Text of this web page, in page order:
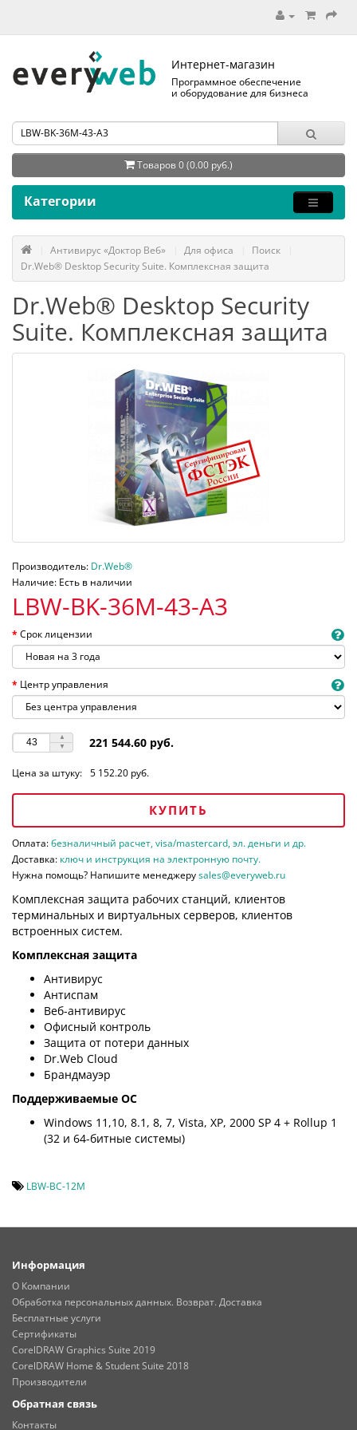
Интернет-магазин
Программное обеспечение
и оборудование для бизнеса
Товаров 0 (0.00 руб.)
Категории
Антивирус «Доктор Веб» Для офиса
Поиск
Dr.Web® Desktop Security Suite. Комплексная защита
Dr.Web® Desktop Security
Suite. Комплексная защита
Производитель: Dr.Web®
Наличие: Есть в наличии
LBW-BK-36M-43-A3
Срок лицензии
Центр управления
221 544.60 руб.
Цена за штуку: 5 152.20 руб.
КУПИТЬ
Оплата:безналичный расчет, visa/mastercard, эл. деньги и др.
Доставка: ключ и инструкция на электронную почту.
Нужна помощь? Напишите менеджеруsales@everyweb.ru
Комплексная защита рабочих станций, клиентов
терминальных и виртуальных серверов, клиентов
встроенных систем.
Комплексная защита
Антивирус
Антиспам
Веб-антивирус
Офисный контроль
Защита от потери данных
Dr.Web Cloud
Брандмауэр
Поддерживаемые ОС
Windows 11,10, 8.1, 8, 7, Vista, XP, 2000 SP 4 + Rollup 1
(32 и 64-битные системы)
LBW-BC-12M
Информация
О Компании
Обработка персональных данных. Возврат. Доставка
Бесплатные услуги
Сертификаты
CorelDRAW Graphics Suite 2019
CorelDRAW Home & Student Suite 2018
Производители
Обратная связь
Контакты